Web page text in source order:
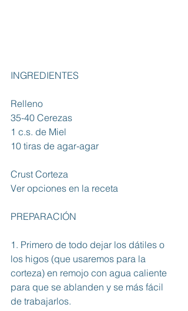
INGREDIENTES
Relleno
35-40 Cerezas
1 c.s. de Miel
10 tiras de agar-agar
Crust Corteza
Ver opciones en la receta
PREPARACIÓN
1. Primero de todo dejar los dátiles o
los higos (que usaremos para la
corteza) en remojo con agua caliente
para que se ablanden y se más fácil
de trabajarlos.